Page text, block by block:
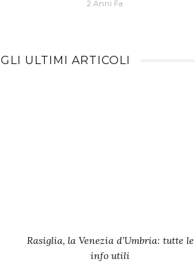
2 Anni Fa
GLI ULTIMI ARTICOLI
Rasiglia, la Venezia d’Umbria: tutte le
info utili